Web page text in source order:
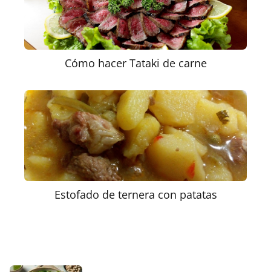
Cómo hacer Tataki de carne
Estofado de ternera con patatas